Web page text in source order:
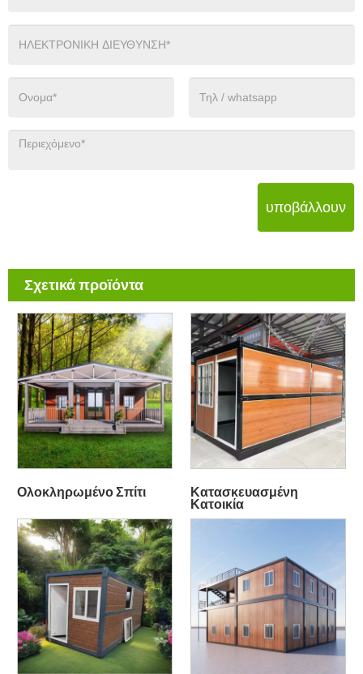
υποβάλλουν
Σχετικά προϊόντα
Ολοκληρωμένο Σπίτι
Κατασκευασμένη
Κατοικία